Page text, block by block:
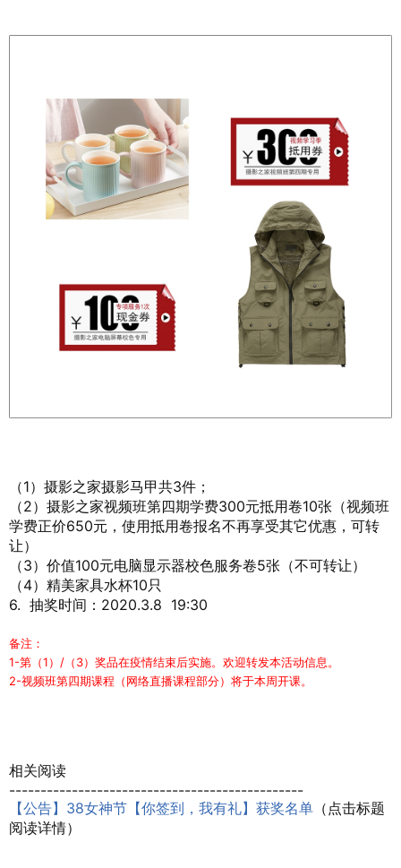
（1）摄影之家摄影马甲共3件；
（2）摄影之家视频班第四期学费300元抵用卷10张（视频班
学费正价650元，使用抵用卷报名不再享受其它优惠，可转
让）
（3）价值100元电脑显示器校色服务卷5张（不可转让）
（4）精美家具水杯10只
6. 抽奖时间：2020.3.8 19:30
备注：
1-第（1）/（3）奖品在疫情结束后实施。欢迎转发本活动信息。
2-视频班第四期课程（网络直播课程部分）将于本周开课。
相关阅读
-----------------------------------------------
【公告】38女神节【你签到，我有礼】获奖名单 （点击标题
阅读详情）